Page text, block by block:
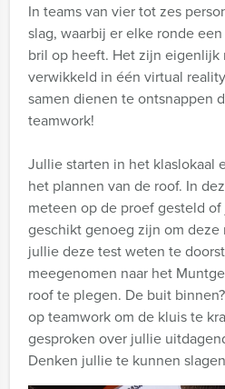
In teams van vier tot zes
slag, waarbij er elke ronde
bril op heeft. Het zijn eigenlijk
verwikkeld in één virtual
samen dienen te ontsnappen
teamwork!
Jullie starten in het klaslokaal
het plannen van de roof. In
meteen op de proef gesteld
geschikt genoeg zijn om
jullie deze test weten te
meegenomen naar het
roof te plegen. De buit
op teamwork om de kluis te
gesproken over jullie
Denken jullie te kunnen